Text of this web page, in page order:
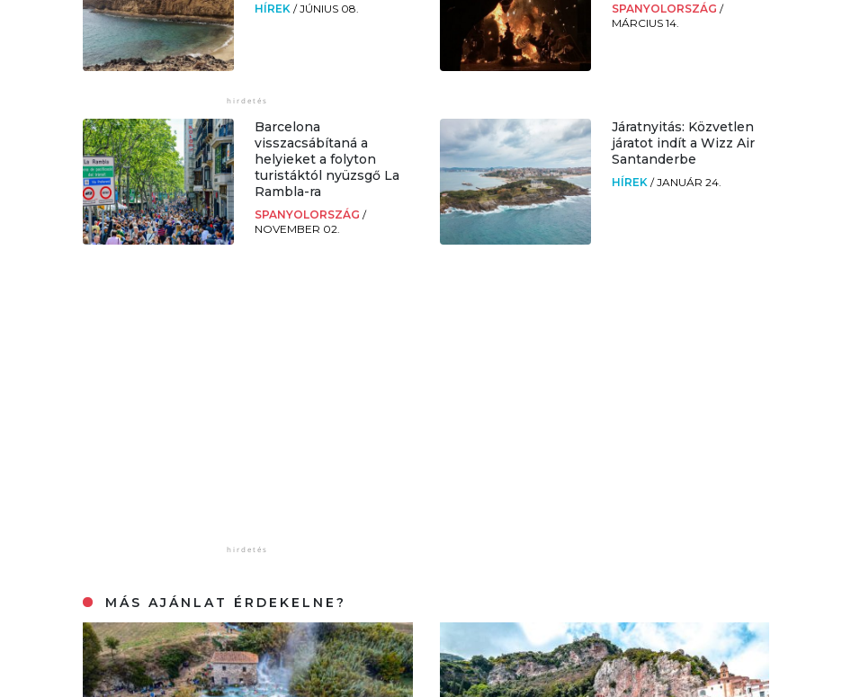
HÍREK/JÚNIUS 08. SPANYOLORSZÁG /
MÁRCIUS 14.
Barcelona
visszacsábítaná a
helyieket a folyton
turistáktól nyüzsgő La
Rambla-ra
SPANYOLORSZÁG/
NOVEMBER 02.
Járatnyitás: Közvetlen
járatot indít a Wizz Air
Santanderbe
HÍREK /JANUÁR 24.
MÁS AJÁNLAT ÉRDEKELNE?